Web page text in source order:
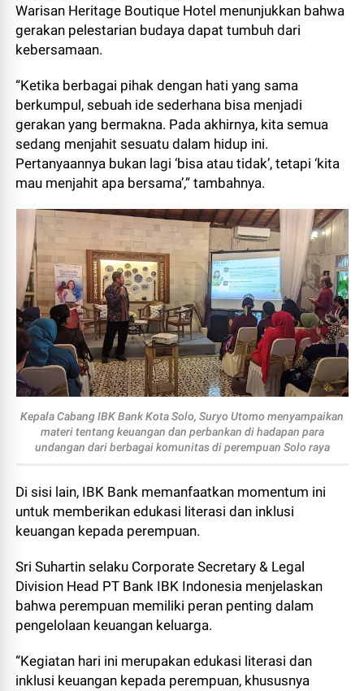
Warisan Heritage Boutique Hotel menunjukkan bahwa
gerakan pelestarian budaya dapat tumbuh dari
kebersamaan.
“Ketika berbagai pihak dengan hati yang sama
berkumpul, sebuah ide sederhana bisa menjadi
gerakan yang bermakna. Pada akhirnya, kita semua
sedang menjahit sesuatu dalam hidup ini.
Pertanyaannya bukan lagi ‘bisa atau tidak’, tetapi ‘kita
mau menjahit apa bersama’,” tambahnya.
Kepala Cabang IBK Bank Kota Solo, Suryo Utomo menyampaikan
materi tentang keuangan dan perbankan di hadapan para
undangan dari berbagai komunitas di perempuan Solo raya
Di sisi lain, IBK Bank memanfaatkan momentum ini
untuk memberikan edukasi literasi dan inklusi
keuangan kepada perempuan.
Sri Suhartin selaku Corporate Secretary & Legal
Division Head PT Bank IBK Indonesia menjelaskan
bahwa perempuan memiliki peran penting dalam
pengelolaan keuangan keluarga.
“Kegiatan hari ini merupakan edukasi literasi dan
inklusi keuangan kepada perempuan, khususnya